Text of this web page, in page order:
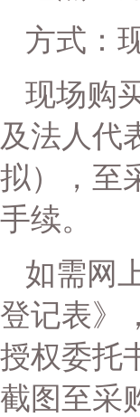
方式：
现场购
及法人代
拟），至
手续。
如需网
登记表》
授权委托
截图至采